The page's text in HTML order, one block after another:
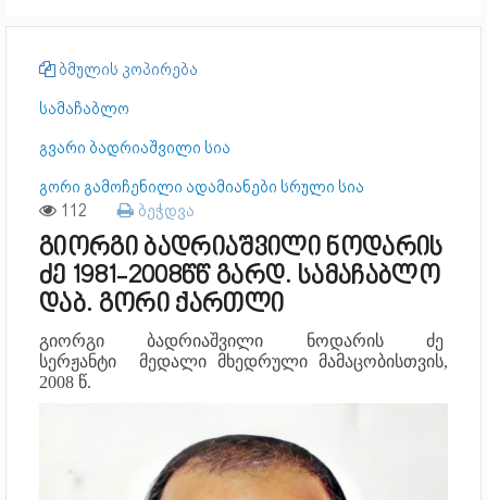
ბმულის კოპირება
სამაჩაბლო
გვარი ბადრიაშვილი სია
გორი გამოჩენილი ადამიანები სრული სია
112 ბეჭდვა
გიორგი ბადრიაშვილი ნოდარის
ძე 1981-2008წწ გარდ. სამაჩაბლო
დაბ. გორი ქართლი
გიორგი ბადრიაშვილი ნოდარის ძე
სერჟანტი მედალი მხედრული მამაცობისთვის,
2008 წ.